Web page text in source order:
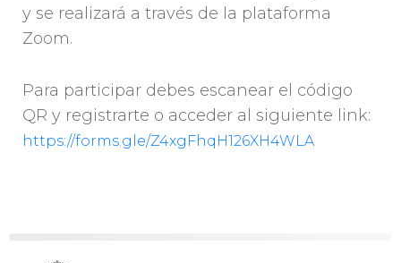
y se realizará a través de la plataforma
Zoom.
Para participar debes escanear el código
QR y registrarte o acceder al siguiente link:
https://forms.gle/Z4xgFhqH126XH4WLA